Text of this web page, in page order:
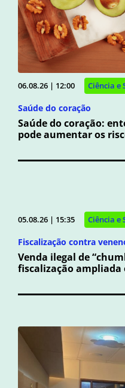
06.08.26 | 12:00 Ciência e
Saúde do coração
Saúde do coração:
pode aumentar os
05.08.26 | 15:35 Ciência e
Fiscalização contra
Venda ilegal de
fiscalização ampliada